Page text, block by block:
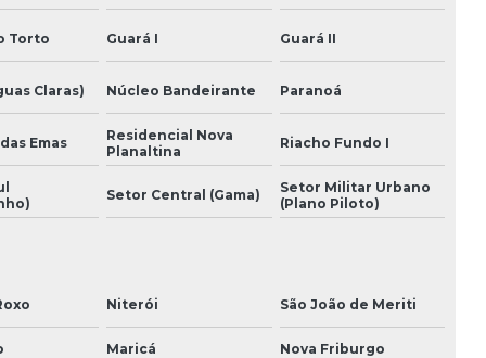
Empresa de reforma de fachada predial
Estudo de viabilidade financeira de obra
Execução de projeto estrutural
Execução de projeto retrofit fachada e interior
Torto Guará I Guará II
Claras) Núcleo Bandeirante Paranoá
Emas
Residencial Nova
Planaltina
Riacho Fundo I
Setor Central (Gama)
Setor Militar Urbano
(Plano Piloto)
Niterói São João de Meriti
Maricá Nova Friburgo